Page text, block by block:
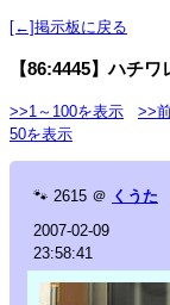
[←]掲示板に戻る
【86:4445】ハチ
>>1～100を表示 >>
50を表示
🐾 2615 ＠ くうた
2007-02-09
23:58:41